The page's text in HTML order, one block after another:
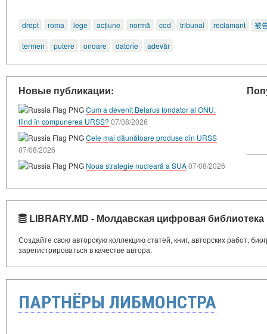
drept roma lege acțiune normă cod tribunal reclamant 被
termen putere onoare datorie adevăr
Новые публикации:
Cum a devenit Belarus fondator al ONU,
fiind în compunerea URSS? 07/08/2026
Cele mai dăunătoare produse din URSS
07/08/2026
Noua strategie nucleară a SUA07/08/2026
LIBRARY.MD - Молдавская цифровая библиотека
Создайте свою авторскую коллекцию статей, книг, авторских работ,
зарегистрироваться в качестве автора.
ПАРТНЁРЫ ЛИБМОНСТРА